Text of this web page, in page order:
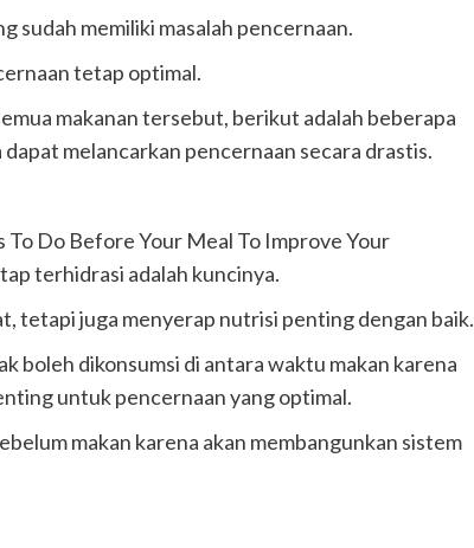
sudah memiliki masalah pencernaan.
tetap optimal.
makanan tersebut, berikut adalah beberapa
melancarkan pencernaan secara drastis.
Do Before Your Meal To Improve Your
terhidrasi adalah kuncinya.
tetapi juga menyerap nutrisi penting dengan baik.
boleh dikonsumsi di antara waktu makan karena
untuk pencernaan yang optimal.
makan karena akan membangunkan sistem